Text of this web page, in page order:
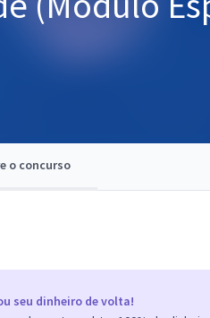
o concurso
seu dinheiro de volta!